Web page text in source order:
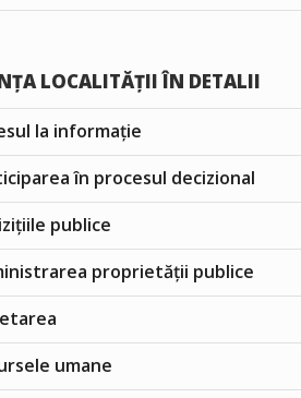
LOCALITĂȚII ÎN DETALII
la informație
în procesul decizional
publice
proprietății publice
umane